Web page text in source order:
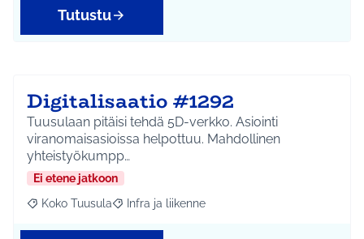
Tutustu
Digitalisaatio #1292
Tuusulaan pitäisi tehdä 5D-verkko. Asiointi
viranomaisasioissa helpottuu. Mahdollinen
yhteistyökumpp…
Ei etene jatkoon
Rajaa tulokset aihepiirin mukaan: Koko Tuusula
Koko Tuusula Rajaa tulokset teeman mukaan: Infra ja liikenne
Infra ja liikenne